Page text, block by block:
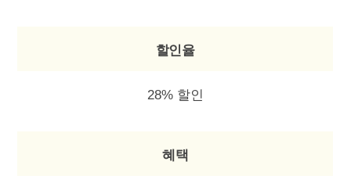
할인율
28% 할인
혜택